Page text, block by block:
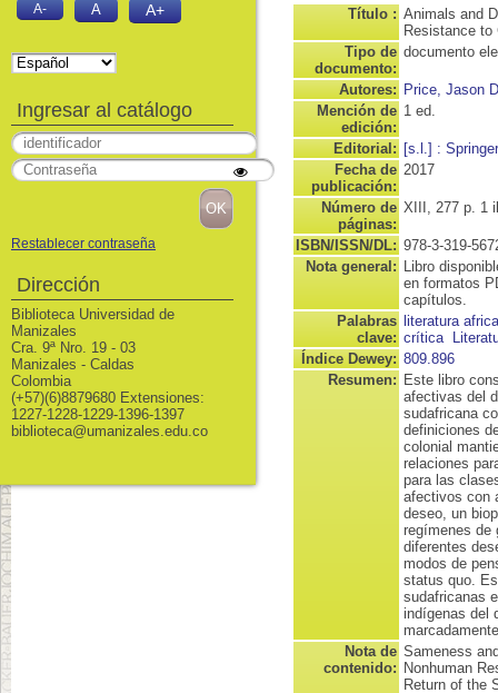
Título : Animals and
Resistance to
Tipo de
documento:
documento
Autores: Price, Jason
Mención de
edición:
1 ed.
Editorial: [s.l.] : Springer
Fecha de
publicación:
2017
Número de
páginas:
XIII, 277 p. 1
ISBN/ISSN/DL: 978-3-319-
Nota general: Libro
en formatos
capítulos.
Palabras
clave:
literatura
crítica
Índice Dewey: 809.896
Resumen: Este libro
afectivas del
sudafricana
definiciones
colonial
relaciones
para las
afectivos con
deseo, un
regímenes de
diferentes
modos de
status quo.
sudafricanas
indígenas del
Nota de
contenido:
Sameness
Nonhuman
Return of the
A- A A+
Ingresar al catálogo
Restablecer contraseña
Dirección
Biblioteca Universidad de
Manizales
Cra. 9ª Nro. 19 - 03
Manizales - Caldas
Colombia
(+57)(6)8879680 Extensiones:
1227-1228-1229-1396-1397
biblioteca@umanizales.edu.co